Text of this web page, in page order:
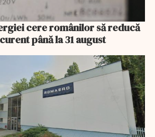
cere românilor să reducă
până la 31 august